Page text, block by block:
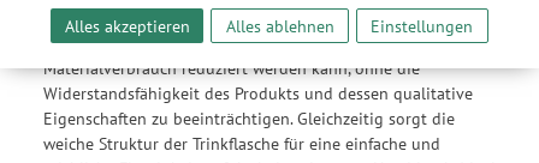
Werbeanzeigen für Sie bereitzustellen sowie Funktionalitäten
unserer Website sicherzustellen und stetig zu verbessern. Dabei
werden Ihre Daten auch an Drittanbieter und Werbepartner
weitergegeben. Die Verarbeitung erfolgt ausschließlich zum
Zwecke der Einbindung von Streaming-Inhalten und der
Durchführung von statistischer Analyse, Reichweitenmessungen,
Alles akzeptieren Alles ablehnen Einstellungen
werden, dünner am Zentralkörper und dicker an der Ober-
und Unterseite der Trinkflasche, wodurch der
Materialverbrauch reduziert werden kann, ohne die
Widerstandsfähigkeit des Produkts und dessen qualitative
Eigenschaften zu beeinträchtigen. Gleichzeitig sorgt die
weiche Struktur der Trinkflasche für eine einfache und